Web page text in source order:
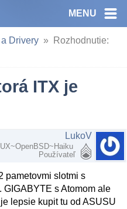
MENU
Drivery
Rozhodnutie:
ITX je
LukoV
Používateľ
pametovmi slotmi s
s Atomom ale
lepsie kupit tu od ASUSU